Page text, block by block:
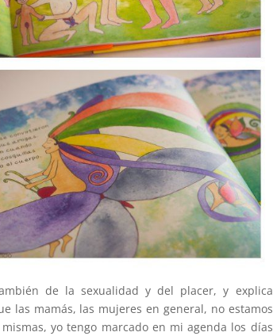
de la sexualidad y del placer, y explica
las mamás, las mujeres en general, no estamos
yo tengo marcado en mi agenda los días